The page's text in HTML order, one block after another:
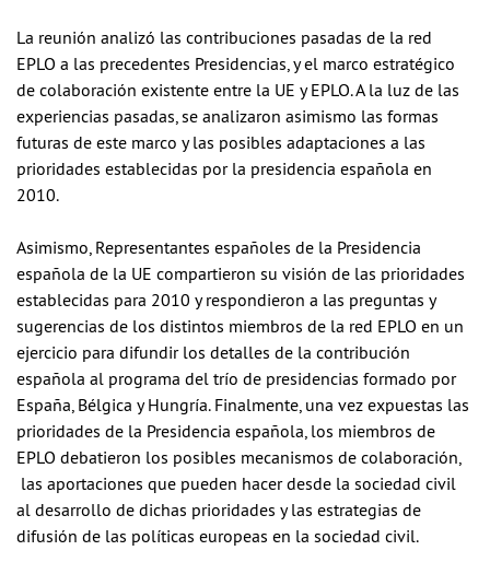
La reunión analizó las contribuciones pasadas de la red
EPLO a las precedentes Presidencias, y el marco estratégico
de colaboración existente entre la UE y EPLO. A la luz de las
experiencias pasadas, se analizaron asimismo las formas
futuras de este marco y las posibles adaptaciones a las
prioridades establecidas por la presidencia española en
2010.
Asimismo, Representantes españoles de la Presidencia
española de la UE compartieron su visión de las prioridades
establecidas para 2010 y respondieron a las preguntas y
sugerencias de los distintos miembros de la red EPLO en un
ejercicio para difundir los detalles de la contribución
española al programa del trío de presidencias formado por
España, Bélgica y Hungría. Finalmente, una vez expuestas las
prioridades de la Presidencia española, los miembros de
EPLO debatieron los posibles mecanismos de colaboración,
las aportaciones que pueden hacer desde la sociedad civil
al desarrollo de dichas prioridades y las estrategias de
difusión de las políticas europeas en la sociedad civil.